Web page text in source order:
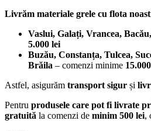
Livrăm materiale grele cu flota
Vaslui, Galați, Vrancea,
5.000 lei
Buzău, Constanța, Tulcea,
Brăila – comenzi minime
Astfel, asigurăm transport sigur și
Pentru produsele care pot fi livrate
gratuită la comenzi de minim 500 lei,